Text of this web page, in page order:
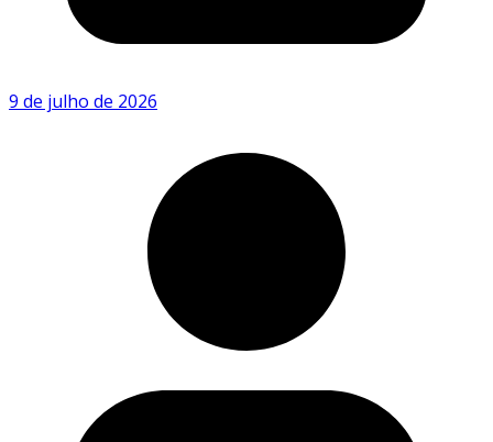
9 de julho de 2026